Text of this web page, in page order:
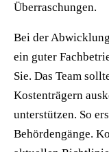
Überraschungen.
Bei der
ein guter
Sie. Das Team
Kostenträgern
unterstützen. So
Behördengänge.